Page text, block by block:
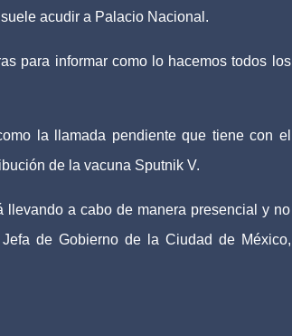
acudir a Palacio Nacional.
para informar como lo hacemos todos los
la llamada pendiente que tiene con el
de la vacuna Sputnik V.
llevando a cabo de manera presencial y no
de Gobierno de la Ciudad de México,